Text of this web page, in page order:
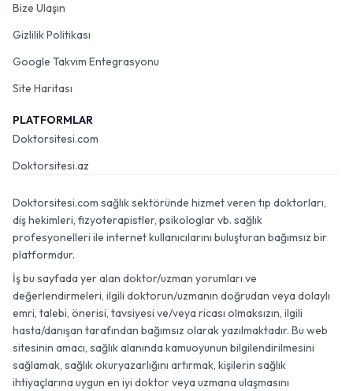
Bize Ulaşın
Gizlilik Politikası
Google Takvim Entegrasyonu
Site Haritası
PLATFORMLAR
Doktorsitesi.com
Doktorsitesi.az
Doktorsitesi.com sağlık sektöründe hizmet veren tıp doktorları,
diş hekimleri, fizyoterapistler, psikologlar vb. sağlık
profesyonelleri ile internet kullanıcılarını buluşturan bağımsız bir
platformdur.
İş bu sayfada yer alan doktor/uzman yorumları ve
değerlendirmeleri, ilgili doktorun/uzmanın doğrudan veya dolaylı
emri, talebi, önerisi, tavsiyesi ve/veya ricası olmaksızın, ilgili
hasta/danışan tarafından bağımsız olarak yazılmaktadır. Bu web
sitesinin amacı, sağlık alanında kamuoyunun bilgilendirilmesini
sağlamak, sağlık okuryazarlığını artırmak, kişilerin sağlık
ihtiyaçlarına uygun en iyi doktor veya uzmana ulaşmasını